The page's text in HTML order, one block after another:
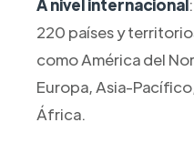
A nivel internacional
220 países y
como América del
Europa, Asia-
África.